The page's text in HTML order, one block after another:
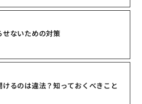
ないための対策
るのは違法？知っておくべきこと